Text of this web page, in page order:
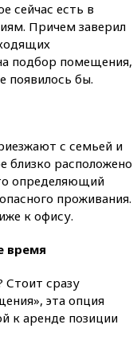
сейчас есть в
Причем заверил
подбор помещения,
появилось бы.
с семьей и
близко расположено
определяющий
проживания.
к офису.
время
Стоит сразу
эта опция
к аренде позиции